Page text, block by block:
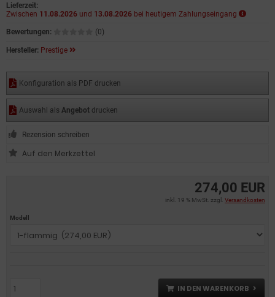
274,00 EUR
inkl. 19 % MwSt. zzgl. Versandkosten
Modell
IN DEN WARENKORB
Lieferzeit:
Zwischen 11.08.2026 und 13.08.2026 bei heutigem Zahlungseingang
Bewertungen: (0)
Hersteller: Prestige
Konfiguration als PDF drucken
Auswahl als Angebot drucken
Rezension schreiben